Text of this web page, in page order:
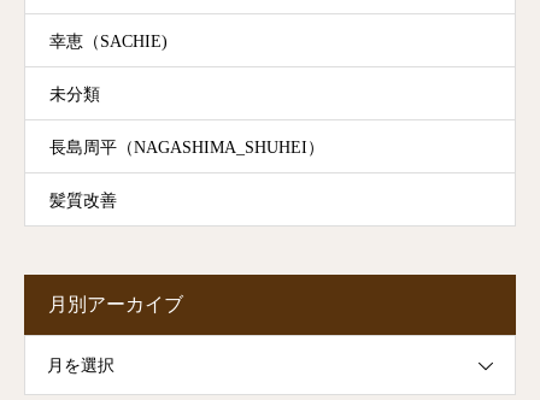
幸恵（SACHIE)
未分類
長島周平（NAGASHIMA_SHUHEI）
髪質改善
月別アーカイブ
月を選択